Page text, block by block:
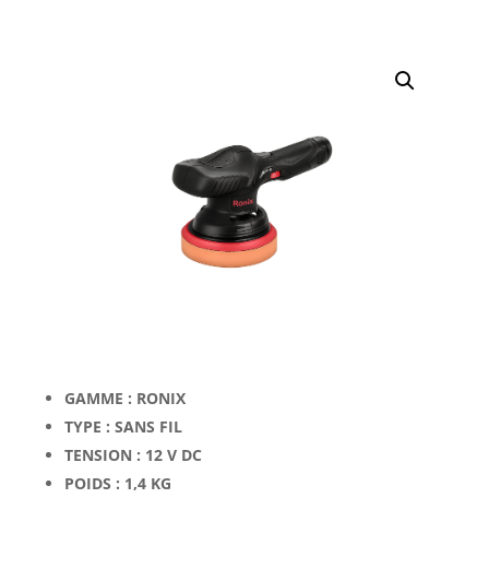
GAMME : RONIX
TYPE : SANS FIL
TENSION : 12 V DC
POIDS : 1,4 KG